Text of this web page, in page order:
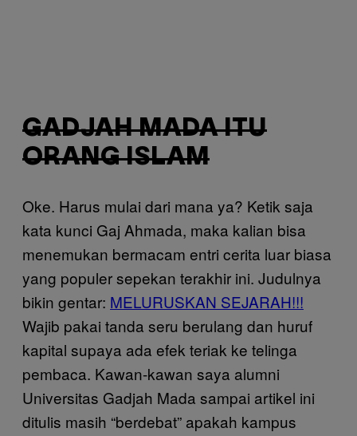
GADJAH MADA ITU
ORANG ISLAM
Oke. Harus mulai dari mana ya? Ketik saja
kata kunci Gaj Ahmada, maka kalian bisa
menemukan bermacam entri cerita luar biasa
yang populer sepekan terakhir ini. Judulnya
bikin gentar: MELURUSKAN SEJARAH!!!
Wajib pakai tanda seru berulang dan huruf
kapital supaya ada efek teriak ke telinga
pembaca. Kawan-kawan saya alumni
Universitas Gadjah Mada sampai artikel ini
ditulis masih “berdebat” apakah kampus